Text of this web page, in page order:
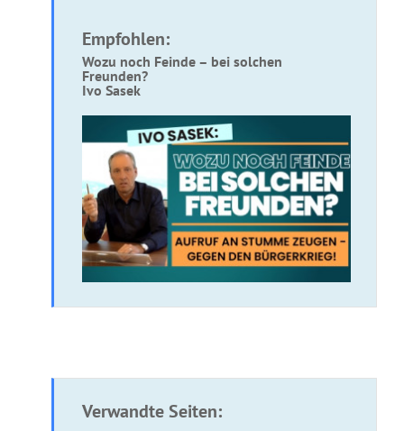
Empfohlen:
Wozu noch Feinde – bei solchen
Freunden?
Ivo Sasek
Verwandte Seiten: